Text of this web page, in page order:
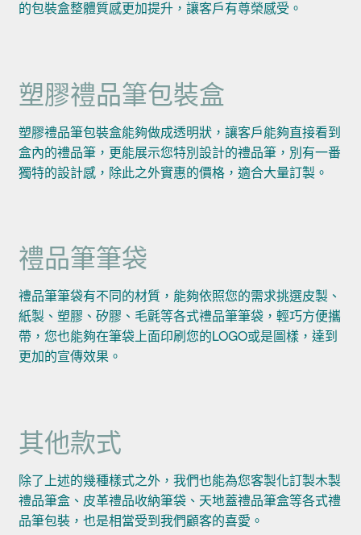
的包裝盒整體質感更加提升，讓客戶有尊榮感受。
塑膠禮品筆包裝盒
塑膠禮品筆包裝盒能夠做成透明狀，讓客戶能夠直接看到
盒內的禮品筆，更能展示您特別設計的禮品筆，別有一番
獨特的設計感，除此之外實惠的價格，適合大量訂製。
禮品筆筆袋
禮品筆筆袋有不同的材質，能夠依照您的需求挑選皮製、
紙製、塑膠、矽膠、毛氈等各式禮品筆筆袋，輕巧方便攜
帶，您也能夠在筆袋上面印刷您的LOGO或是圖樣，達到
更加的宣傳效果。
其他款式
除了上述的幾種樣式之外，我們也能為您客製化訂製木製
禮品筆盒、皮革禮品收納筆袋、天地蓋禮品筆盒等各式禮
品筆包裝，也是相當受到我們顧客的喜愛。